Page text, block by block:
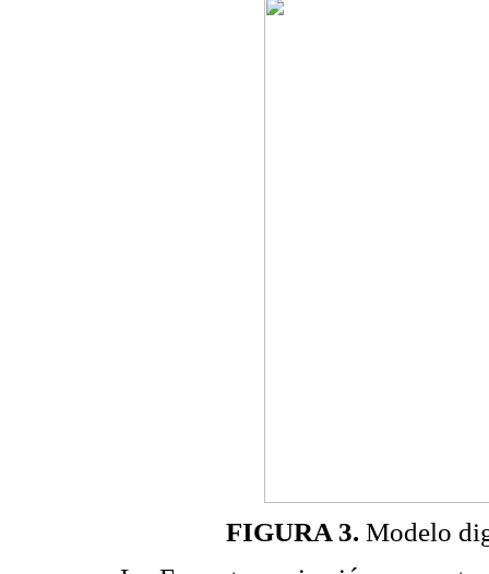
FIGURA 3. Modelo